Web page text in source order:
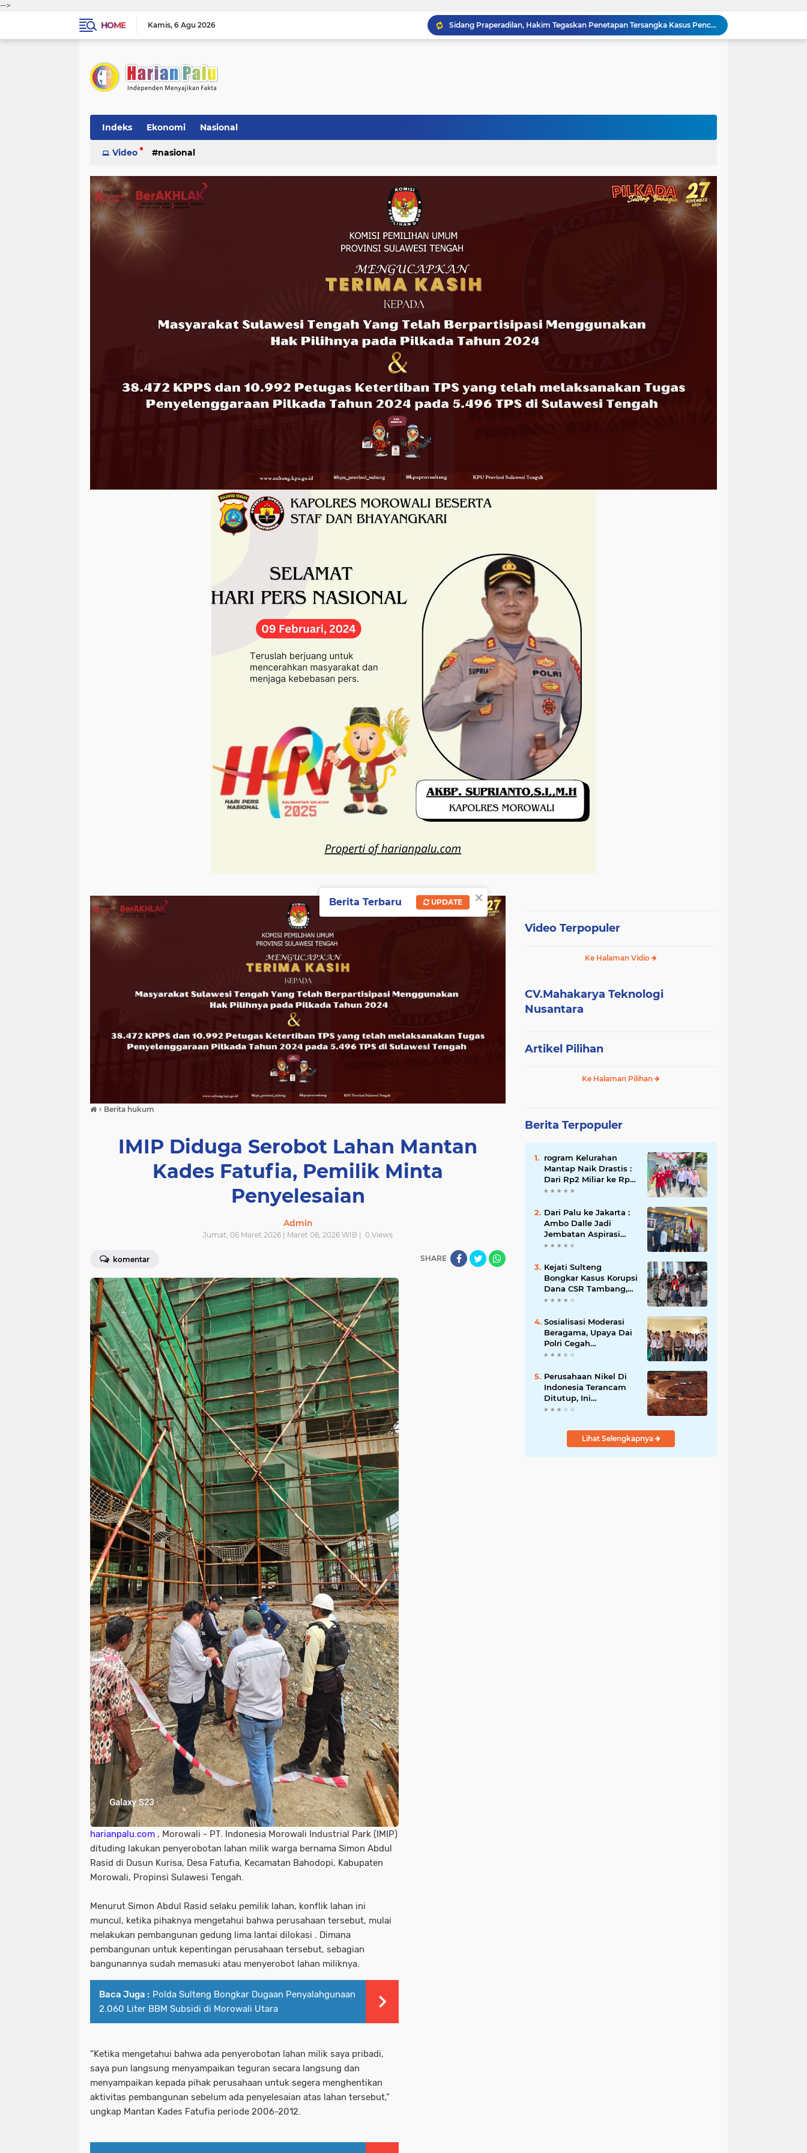
-->
HOME
Kamis 6 Agu 2026
Sidang Praperadilan, Hakim Tegaskan Penetapan Tersangka Kasus Pencabulan Anak di Buol Sah Secara Hukum
Kejati Sulteng Geledah Kantor UPP Kolonodale, Sita Dokumen dan Barang Bukti Elektronik Kasus Nikel PT. Cocoman
‎Jatam Dorong Propam Turun, Penanganan PETI Polres Parimo Jadi Pertanyaan Publik ‎
Indeks Ekonomi Nasional
Video nasional
› Berita hukum
IMIP Diduga Serobot Lahan Mantan
Kades Fatufia, Pemilik Minta
Penyelesaian
Admin
Jumat, 06 Maret 2026 | Maret 06, 2026 WIB | 0 Views
komentar SHARE
harianpalu.com , Morowali - PT. Indonesia Morowali Industrial Park (IMIP)
dituding lakukan penyerobotan lahan milik warga bernama Simon Abdul
Rasid di Dusun Kurisa, Desa Fatufia, Kecamatan Bahodopi, Kabupaten
Morowali, Propinsi Sulawesi Tengah.
Menurut Simon Abdul Rasid selaku pemilik lahan, konflik lahan ini
muncul, ketika pihaknya mengetahui bahwa perusahaan tersebut, mulai
melakukan pembangunan gedung lima lantai dilokasi . Dimana
pembangunan untuk kepentingan perusahaan tersebut, sebagian
bangunannya sudah memasuki atau menyerobot lahan miliknya.
Baca Juga : Polda Sulteng Bongkar Dugaan Penyalahgunaan
2.060 Liter BBM Subsidi di Morowali Utara
“Ketika mengetahui bahwa ada penyerobotan lahan milik saya pribadi,
saya pun langsung menyampaikan teguran secara langsung dan
menyampaikan kepada pihak perusahaan untuk segera menghentikan
aktivitas pembangunan sebelum ada penyelesaian atas lahan tersebut,”
ungkap Mantan Kades Fatufia periode 2006-2012.
Video Terpopuler
Ke Halaman Vidio
CV.Mahakarya Teknologi
Nusantara
Artikel Pilihan
Ke Halaman Pilihan
Berita Terpopuler
rogram Kelurahan
Mantap Naik Drastis :
Dari Rp2 Miliar ke Rp5
Miliar, Tiap Kelurahan
Juta
Dari Palu ke Jakarta :
Ambo Dalle Jadi
Jembatan Aspirasi
Mahasiswa untuk Presiden
Kejati Sulteng
Bongkar Kasus Korupsi
Dana CSR Tambang,
Sekdes Tamainusi Ikut
Sosialisasi Moderasi
Beragama, Upaya Dai
Polri Cegah
Radikalisme di
Perusahaan Nikel Di
Indonesia Terancam
Ditutup, Ini
Pernyataan Luhut
Lihat Selengkapnya
×
Berita Terbaru UPDATE